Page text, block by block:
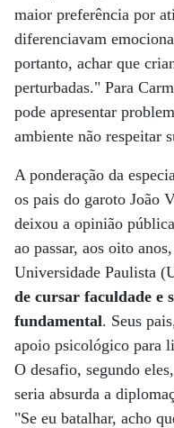
maior preferência por
diferenciavam
portanto, achar que
perturbadas." Para
pode apresentar
ambiente não respeitar
A ponderação da
os pais do garoto João
deixou a opinião
ao passar, aos oito
Universidade Paulista
de cursar faculdade e
fundamental. Seus
apoio psicológico para
O desafio, segundo
seria absurda a
"Se eu batalhar, acho